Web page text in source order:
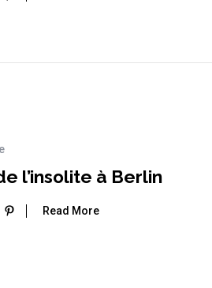
l’insolite à Berlin
Read More